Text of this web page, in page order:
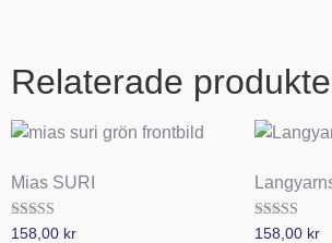
Relaterade
Mias SURI
Betygsatt
158,00 kr
Betygsatt
158,00 kr